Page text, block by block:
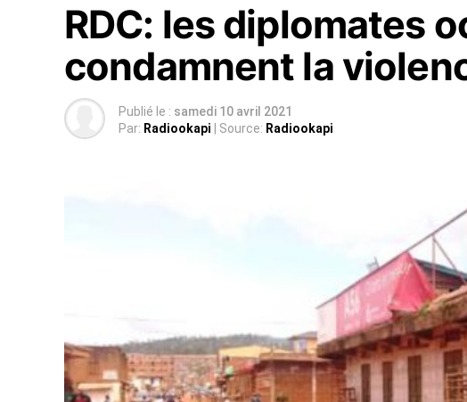
RDC: les diplomates
condamnent la
Publié le : samedi 10 avril 2021
Par: Radiookapi | Source: Radiookapi